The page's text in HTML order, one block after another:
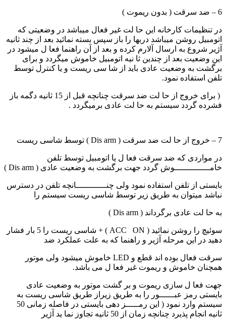
6 – ضد سرقت ( بدون ریموت )
در تنظیمات کارخانه این حا لت غیر فعال میباشد در وضعیتی که
اتومبیل روشن میباشد دربها را باز سپس بسته نمائید بعد از چند ثانیه
آژیر شروع به ارسال آلارم کرده و بعد از آن راهنما فعا ل میشود در
این وضعیت بعد از چندین ثا نیه اتومبیل خاموش میگردد و برای
برگشت به وضعیت عادی باید از شا سی ریست و یا کنترل توسط
تلفن استفاده نمود.
( برای خروج از حا لت ضد سرقت چنانچه قبل از 15 ثانیه دگمه باز
فشرده گردد سیستم به حا لت عادی برمیگردد .
7 – خروج از حا لت ضد سرقت ( Dis arm ) توسط شاسی ریست
در مواردی که ضد سرقت فعا ل یا اتومبیل توسط تلفن
خامــــــــــــــوش گردد جهت برگشت به وضعیت عادی ( Dis arm )
بایستی از تلفن استفاده نمود ولی چنــــــــــــانچه تلفن در دسترس
نباشد میتوان به طریق زیر توسط شاسی ریست سیستم را
به حا لت عادی برگرداند ( Dis arm )
سوئیچ را روشن نمائید ( ACC ON ) + شاسی ریست را 5 بار فشار
دهید در این مرحله آژیر و راهنما که به علت عملکرد ضد
سرقت فعال بوده اند قطع و LED خاموش میشود ولی موتور
همچنان خاموش و ریموت غیر فعا ل می باشد.
جهت فعا ل سازی ریموت و بر گشت موتور به وضعیت عادی
بایستی رمز عبــــــور را به طریق زیراز طریق شاسی ریست به
سیستم وارد نمود ( این رمـــــز دهی بایستی در فاصله زمانی 50
ثانیه انجام پذیرد چنانچه زمان از 50 ثانیه تجاوز نما ید آژیر